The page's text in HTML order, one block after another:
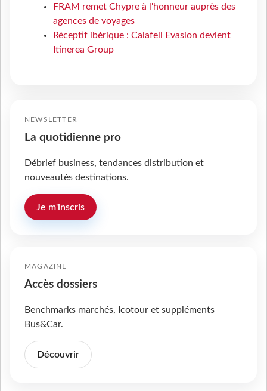
FRAM remet Chypre à l'honneur auprès des
agences de voyages
Réceptif ibérique : Calafell Evasion devient
Itinerea Group
NEWSLETTER
La quotidienne pro
Débrief business, tendances distribution et
nouveautés destinations.
Je m'inscris
MAGAZINE
Accès dossiers
Benchmarks marchés, Icotour et suppléments
Bus&Car.
Découvrir